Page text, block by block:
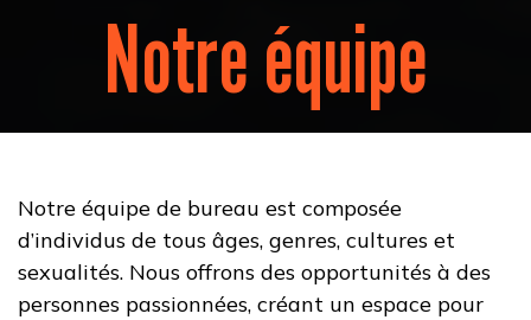
Notre équipe
Notre équipe de bureau est composée
d’individus de tous âges, genres, cultures et
sexualités. Nous offrons des opportunités à des
personnes passionnées, créant un espace pour